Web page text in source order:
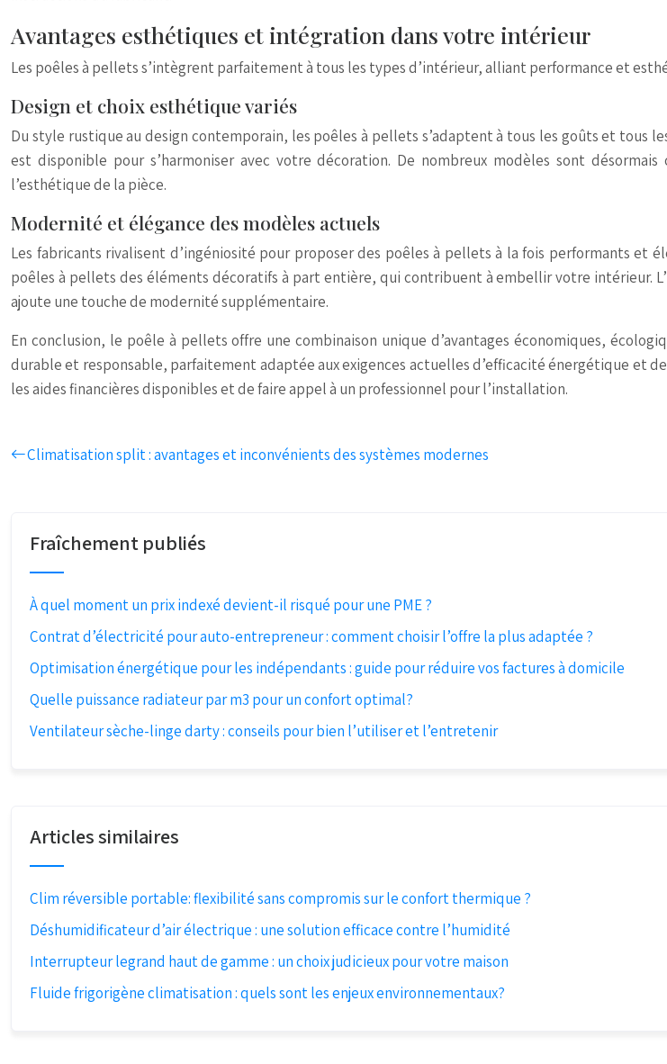
Avantages esthétiques et intégration dans votre intérieur
Les poêles à pellets s’intègrent parfaitement à tous les types d’intérieur, alliant performance et
Design et choix esthétique variés
Du style rustique au design contemporain, les poêles à pellets s’adaptent à tous les goûts et tous
est disponible pour s’harmoniser avec votre décoration. De nombreux modèles sont
l’esthétique de la pièce.
Modernité et élégance des modèles actuels
Les fabricants rivalisent d’ingéniosité pour proposer des poêles à pellets à la fois performants et
poêles à pellets des éléments décoratifs à part entière, qui contribuent à embellir votre
ajoute une touche de modernité supplémentaire.
En conclusion, le poêle à pellets offre une combinaison unique d’avantages économiques,
durable et responsable, parfaitement adaptée aux exigences actuelles d’efficacité énergétique et
les aides financières disponibles et de faire appel à un professionnel pour l’installation.
Climatisation split : avantages et inconvénients des systèmes modernes
Fraîchement publiés
À quel moment un prix indexé devient-il risqué pour une PME ?
Contrat d’électricité pour auto-entrepreneur : comment choisir l’offre la plus adaptée ?
Optimisation énergétique pour les indépendants : guide pour réduire vos factures à domicile
Quelle puissance radiateur par m3 pour un confort optimal?
Ventilateur sèche-linge darty : conseils pour bien l’utiliser et l’entretenir
Articles similaires
Clim réversible portable: flexibilité sans compromis sur le confort thermique ?
Déshumidificateur d’air électrique : une solution efficace contre l’humidité
Interrupteur legrand haut de gamme : un choix judicieux pour votre maison
Fluide frigorigène climatisation : quels sont les enjeux environnementaux?